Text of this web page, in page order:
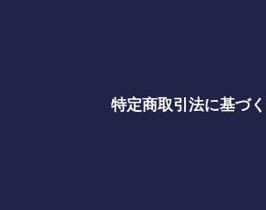
特定商取引法に基づ